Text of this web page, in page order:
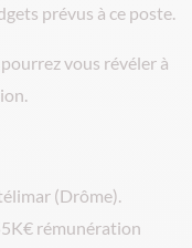
prévus à ce poste.
vous révéler à
(Drôme).
rémunération